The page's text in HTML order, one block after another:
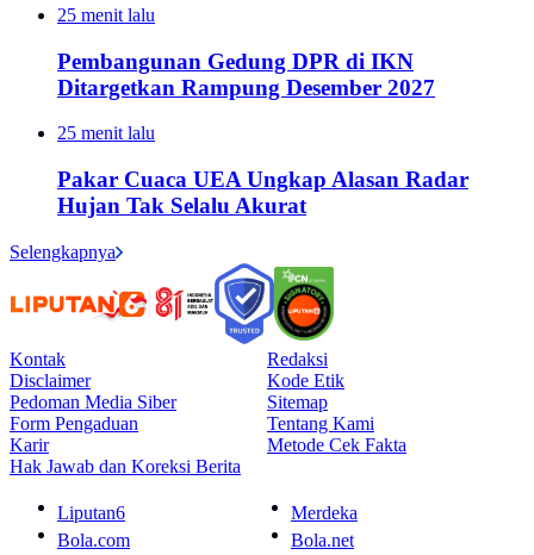
25 menit lalu
Pembangunan Gedung DPR di IKN
Ditargetkan Rampung Desember 2027
25 menit lalu
Pakar Cuaca UEA Ungkap Alasan Radar
Hujan Tak Selalu Akurat
Selengkapnya
Kontak
Redaksi
Disclaimer
Kode Etik
Pedoman Media Siber
Sitemap
Form Pengaduan
Tentang Kami
Karir
Metode Cek Fakta
Hak Jawab dan Koreksi Berita
Liputan6
Merdeka
Bola.com
Bola.net